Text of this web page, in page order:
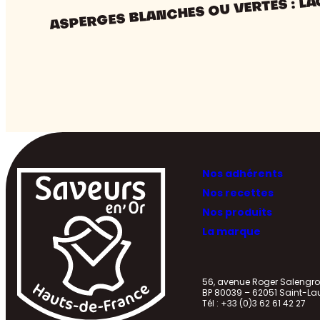
Nos adhérents
Nos recettes
Nos produits
La marque
56, avenue Roger Salengro
BP 80039 – 62051 Saint-
Tél : +33 (0)3 62 61 42 27